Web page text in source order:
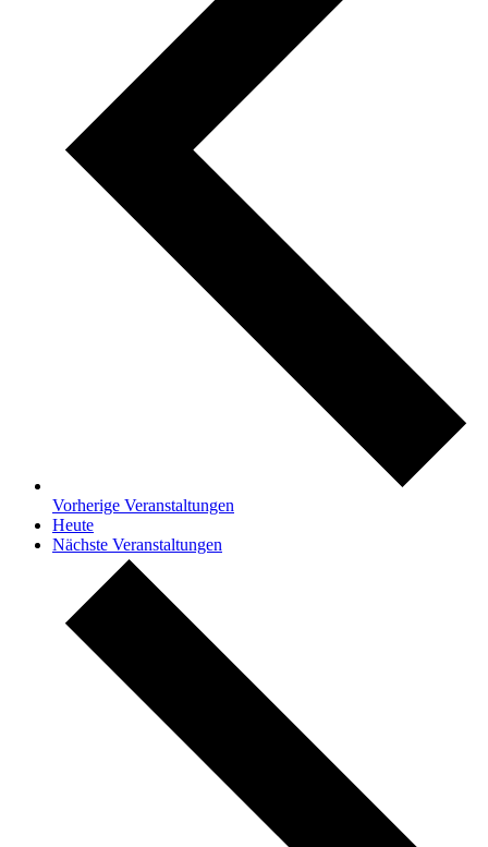
Vorherige Veranstaltungen
Heute
Nächste Veranstaltungen